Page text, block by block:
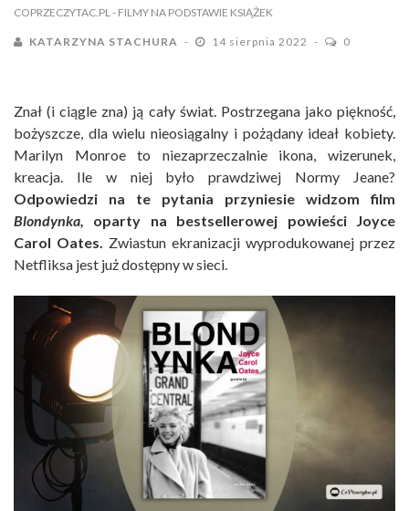
COPRZECZYTAC.PL - FILMY NA PODSTAWIE KSIĄŻEK
KATARZYNA STACHURA 14 sierpnia 2022 0
Znał (i ciągle zna) ją cały świat. Postrzegana jako piękność,
bożyszcze, dla wielu nieosiągalny i pożądany ideał kobiety.
Marilyn Monroe to niezaprzeczalnie ikona, wizerunek,
kreacja. Ile w niej było prawdziwej Normy Jeane?
Odpowiedzi na te pytania przyniesie widzom film
Blondynka, oparty na bestsellerowej powieści Joyce
Carol Oates. Zwiastun ekranizacji wyprodukowanej przez
Netfliksa jest już dostępny w sieci.